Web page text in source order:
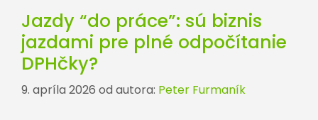
Jazdy “do práce”: sú biznis
jazdami pre plné odpočítanie
DPHčky?
9. apríla 2026 od autora: Peter Furmaník